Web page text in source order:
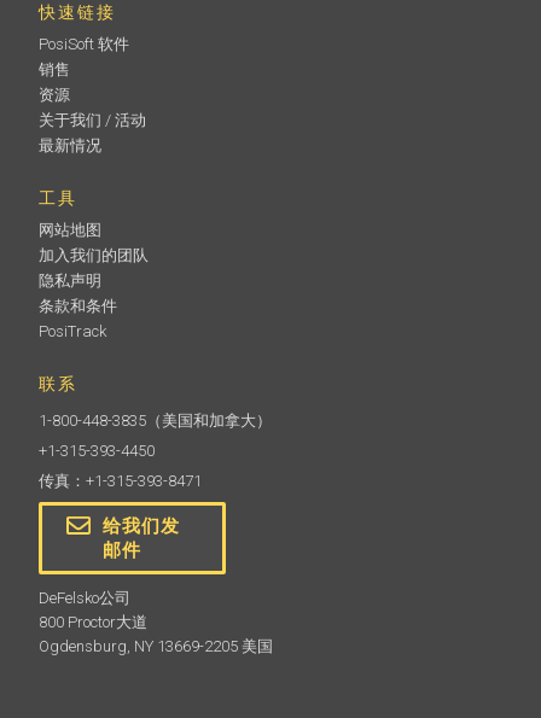
快速链接
PosiSoft 软件
销售
资源
关于我们 / 活动
最新情况
工具
网站地图
加入我们的团队
隐私声明
条款和条件
PosiTrack
联系
1-800-448-3835 （美国和加拿大）
+1-315-393-4450
传真：+1-315-393-8471
给我们发
邮件
DeFelsko公司
800 Proctor大道
Ogdensburg, NY 13669-2205 美国